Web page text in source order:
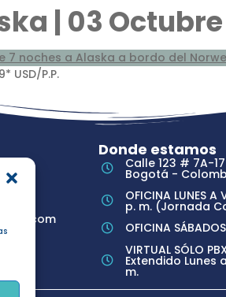
| 03
USD/P.P.
Donde estamos
Calle 123 # 7A-
Bogotá -
OFICINA LUNES A
p. m. (Jornada
OFICINA
VIRTUAL SÓLO
Extendido Lunes
m.